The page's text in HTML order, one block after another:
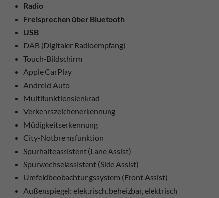
Radio
Freisprechen über Bluetooth
USB
DAB (Digitaler Radioempfang)
Touch-Bildschirm
Apple CarPlay
Android Auto
Multifunktionslenkrad
Verkehrszeichenerkennung
Müdigkeitserkennung
City-Notbremsfunktion
Spurhalteassistent (Lane Assist)
Spurwechselassistent (Side Assist)
Umfeldbeobachtungssystem (Front Assist)
Außenspiegel: elektrisch, beheizbar, elektrisch